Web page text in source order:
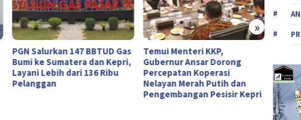
»
PGN Salurkan 147 BBTUD Gas
Bumi ke Sumatera dan Kepri,
Layani Lebih dari 136 Ribu
Pelanggan
Temui Menteri KKP,
Gubernur Ansar Dorong
Percepatan Koperasi
Nelayan Merah Putih dan
Pengembangan Pesisir Kepri